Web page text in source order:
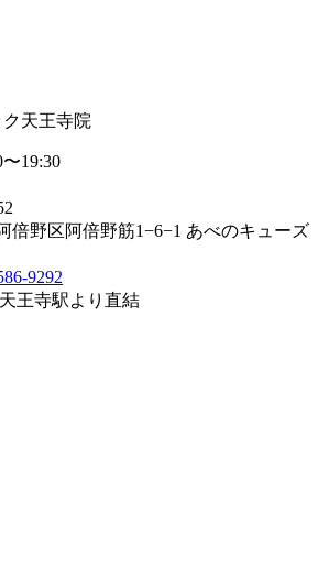
天王寺院
〜19:30
倍野区阿倍野筋1−6−1 あべのキューズ
9292
王寺駅より直結